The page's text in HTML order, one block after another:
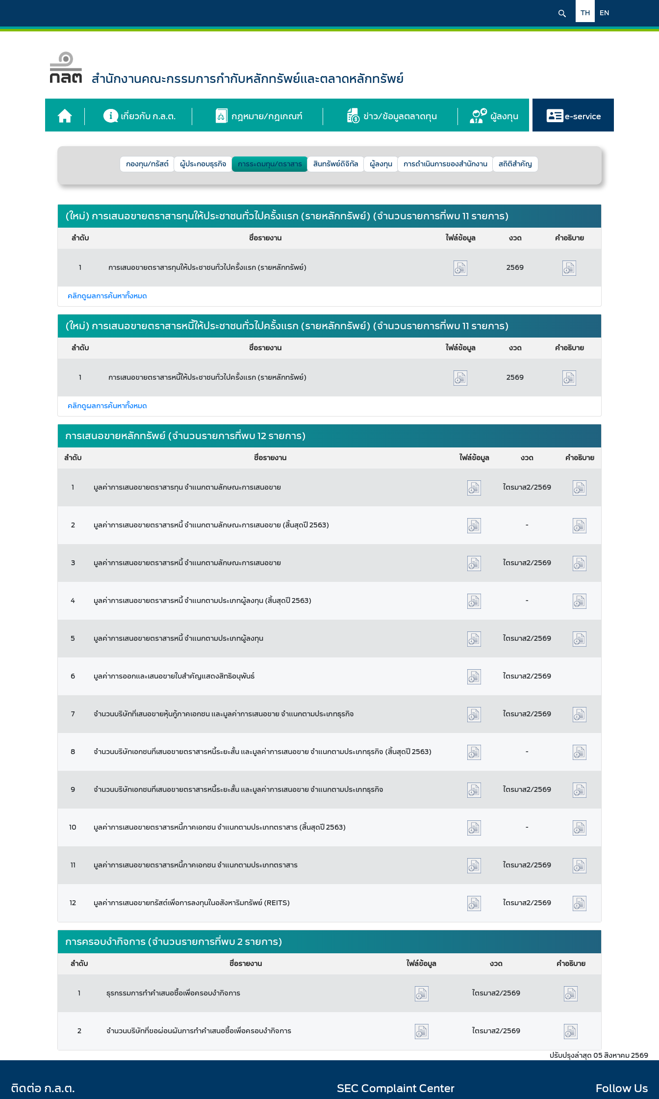
EN
TH
สำนักงานคณะกรรมการกำกับหลักทรัพย์และตลาดหลักทรัพย์
เกี่ยวกับ ก.ล.ต. กฎหมาย/กฎเกณฑ์ ข่าว/ข้อมูลตลาดทุน ผู้ลงทุน e-service
กองทุน/ทรัสต์ ผู้ประกอบธุรกิจ การระดมทุน/ตราสาร สินทรัพย์ดิจิทัล ผู้ลงทุน การดำเนินการของสำนักงาน สถิติสำคัญ
(ใหม่) การเสนอขายตราสารทุนให้ประชาชนทั่วไปครั้งแรก (รายหลักทรัพย์) (จำนวนรายการที่พบ 11 รายการ)
ลำดับ ชื่อรายงาน ไฟล์ข้อมูล งวด คำอธิบาย
1 การเสนอขายตราสารทุนให้ประชาชนทั่วไปครั้งแรก (รายหลักทรัพย์) 2569
คลิกดูผลการค้นหาทั้งหมด
(ใหม่) การเสนอขายตราสารหนี้ให้ประชาชนทั่วไปครั้งแรก (รายหลักทรัพย์) (จำนวนรายการที่พบ 11 รายการ)
ลำดับ ชื่อรายงาน ไฟล์ข้อมูล งวด คำอธิบาย
1 การเสนอขายตราสารหนี้ให้ประชาชนทั่วไปครั้งแรก (รายหลักทรัพย์) 2569
คลิกดูผลการค้นหาทั้งหมด
การเสนอขายหลักทรัพย์ (จำนวนรายการที่พบ 12 รายการ)
ลำดับ ชื่อรายงาน ไฟล์ข้อมูล งวด คำอธิบาย
1 มูลค่าการเสนอขายตราสารทุน จำแนกตามลักษณะการเสนอขาย ไตรมาส2/2569
2 มูลค่าการเสนอขายตราสารหนี้ จำแนกตามลักษณะการเสนอขาย (สิ้นสุดปี 2563) -
3 มูลค่าการเสนอขายตราสารหนี้ จำแนกตามลักษณะการเสนอขาย ไตรมาส2/2569
4 มูลค่าการเสนอขายตราสารหนี้ จำแนกตามประเภทผู้ลงทุน (สิ้นสุดปี 2563) -
5 มูลค่าการเสนอขายตราสารหนี้ จำแนกตามประเภทผู้ลงทุน ไตรมาส2/2569
6 มูลค่าการออกและเสนอขายใบสำคัญแสดงสิทธิอนุพันธ์ ไตรมาส2/2569
7 จำนวนบริษัทที่เสนอขายหุ้นกู้ภาคเอกชน และมูลค่าการเสนอขาย จำแนกตามประเภทธุรกิจ ไตรมาส2/2569
8 จำนวนบริษัทเอกชนที่เสนอขายตราสารหนี้ระยะสั้น และมูลค่าการเสนอขาย จำแนกตามประเภทธุรกิจ (สิ้นสุดปี 2563) -
9 จำนวนบริษัทเอกชนที่เสนอขายตราสารหนี้ระยะสั้น และมูลค่าการเสนอขาย จำแนกตามประเภทธุรกิจ ไตรมาส2/2569
10 มูลค่าการเสนอขายตราสารหนี้ภาคเอกชน จำแนกตามประเภทตราสาร (สิ้นสุดปี 2563) -
11 มูลค่าการเสนอขายตราสารหนี้ภาคเอกชน จำแนกตามประเภทตราสาร ไตรมาส2/2569
12 มูลค่าการเสนอขายทรัสต์เพื่อการลงทุนในอสังหาริมทรัพย์ (REITS) ไตรมาส2/2569
การครอบงำกิจการ (จำนวนรายการที่พบ 2 รายการ)
ลำดับ ชื่อรายงาน ไฟล์ข้อมูล งวด คำอธิบาย
1 ธุรกรรมการทำคำเสนอซื้อเพื่อครอบงำกิจการ ไตรมาส2/2569
2 จำนวนบริษัทที่ขอผ่อนผันการทำคำเสนอซื้อเพื่อครอบงำกิจการ ไตรมาส2/2569
ปรับปรุงล่าสุด 05 สิงหาคม 2569
ติดต่อ ก.ล.ต. SEC Complaint Center Follow Us